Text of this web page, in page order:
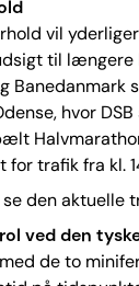
vil
til længere
Banedanmark
hvor
trafik fra kl.
den aktuelle
ved den
de to